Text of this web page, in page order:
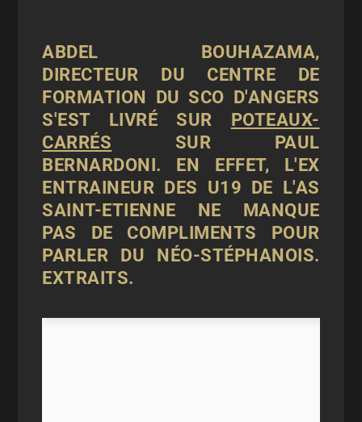
ABDEL BOUHAZAMA,
DIRECTEUR DU CENTRE DE
FORMATION DU SCO D'ANGERS
S'EST LIVRÉ SUR POTEAUX-
CARRÉS SUR PAUL
BERNARDONI. EN EFFET, L'EX
ENTRAINEUR DES U19 DE L'AS
SAINT-ETIENNE NE MANQUE
PAS DE COMPLIMENTS POUR
PARLER DU NÉO-STÉPHANOIS.
EXTRAITS.